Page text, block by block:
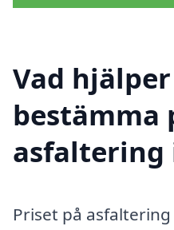
Vad
bestämma
asfaltering
Priset på